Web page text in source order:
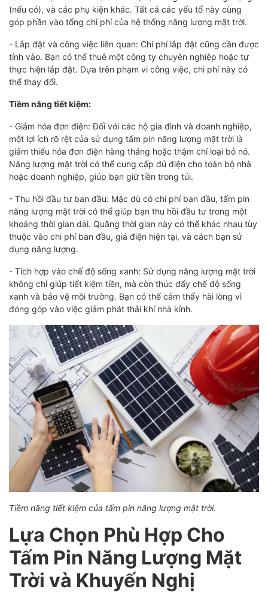
(nếu có), và các phụ kiện khác. Tất cả các yếu tố này cùng
góp phần vào tổng chi phí của hệ thống năng lượng mặt trời.
- Lắp đặt và công việc liên quan: Chi phí lắp đặt cũng cần được
tính vào. Bạn có thể thuê một công ty chuyên nghiệp hoặc tự
thực hiện lắp đặt. Dựa trên phạm vi công việc, chi phí này có
thể thay đổi.
Tiềm năng tiết kiệm:
- Giảm hóa đơn điện: Đối với các hộ gia đình và doanh nghiệp,
một lợi ích rõ rệt của sử dụng tấm pin năng lượng mặt trời là
giảm thiểu hóa đơn điện hàng tháng hoặc thậm chí loại bỏ nó.
Năng lượng mặt trời có thể cung cấp đủ điện cho toàn bộ nhà
hoặc doanh nghiệp, giúp bạn giữ tiền trong túi.
- Thu hồi đầu tư ban đầu: Mặc dù có chi phí ban đầu, tấm pin
năng lượng mặt trời có thể giúp bạn thu hồi đầu tư trong một
khoảng thời gian dài. Quãng thời gian này có thể khác nhau tùy
thuộc vào chi phí ban đầu, giá điện hiện tại, và cách bạn sử
dụng năng lượng.
- Tích hợp vào chế độ sống xanh: Sử dụng năng lượng mặt trời
không chỉ giúp tiết kiệm tiền, mà còn thúc đẩy chế độ sống
xanh và bảo vệ môi trường. Bạn có thể cảm thấy hài lòng vì
đóng góp vào việc giảm phát thải khí nhà kính.
Tiềm năng tiết kiệm của tấm pin năng lượng mặt trời.
Lựa Chọn Phù Hợp Cho
Tấm Pin Năng Lượng Mặt
Trời và Khuyến Nghị